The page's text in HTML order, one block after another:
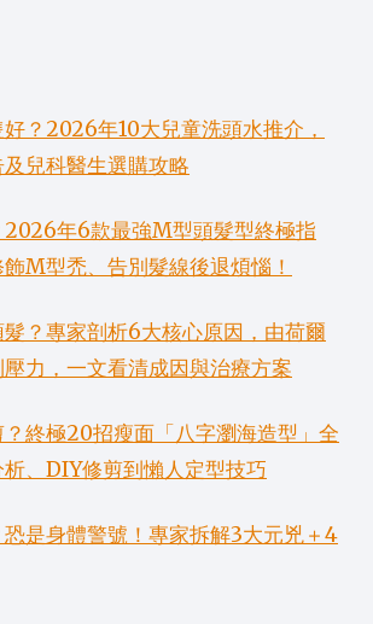
？2026年10大兒童洗頭水推介，
兒科醫生選購攻略
年6款最強M型頭髮型終極指
M型禿、告別髮線後退煩惱！
？專家剖析6大核心原因，由荷爾
力，一文看清成因與治療方案
終極20招瘦面「八字瀏海造型」全
、DIY修剪到懶人定型技巧
是身體警號！專家拆解3大元兇＋4